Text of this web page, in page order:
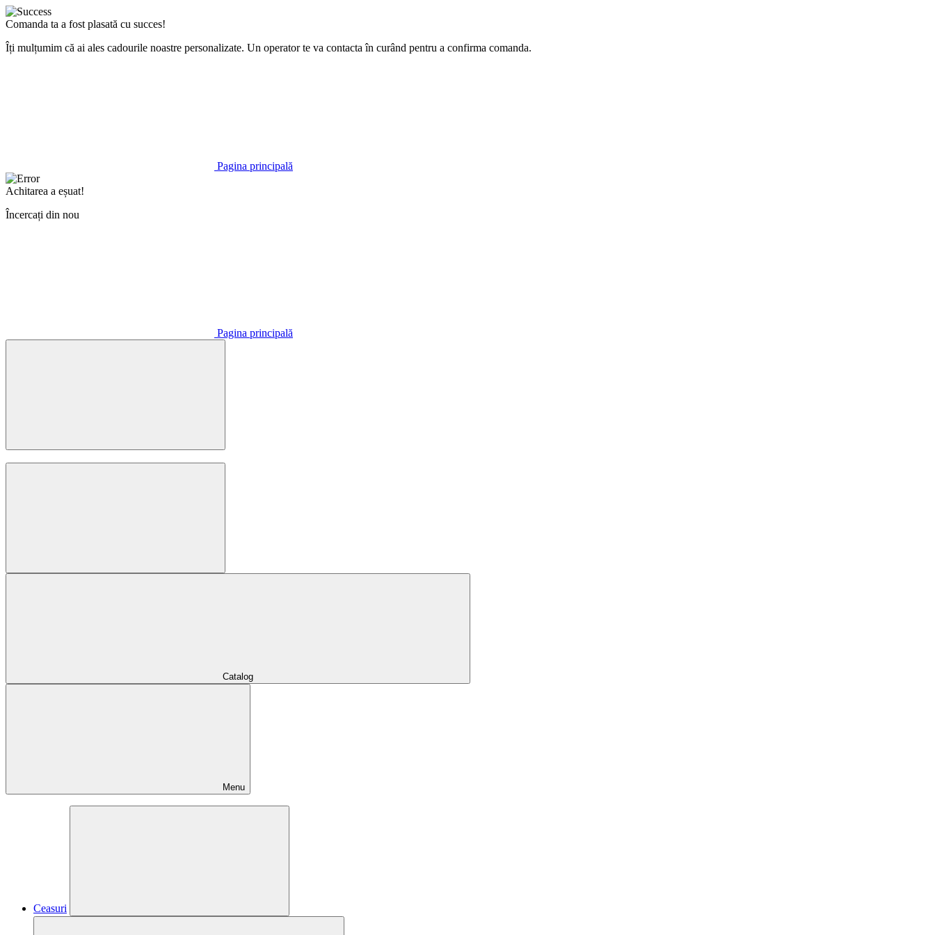
Comanda ta a fost plasată cu succes!
Îți mulțumim că ai ales cadourile noastre personalizate. Un operator te va contacta în curând pentru a confirma comanda.
Pagina principală
Achitarea a eșuat!
Încercați din nou
Pagina principală
Catalog
Menu
Ceasuri